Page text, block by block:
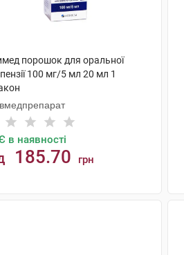
порошок для оральної
100 мг/5 мл 20 мл 1
в наявності
185.70 грн